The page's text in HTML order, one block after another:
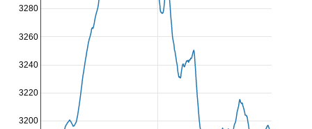
3200
3220
3240
3260
3280